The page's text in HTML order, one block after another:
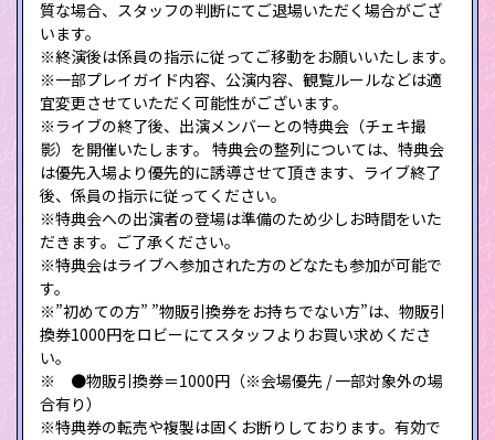
質な場合、スタッフの判断にてご退場いただく場合がござ
います。
※終演後は係員の指示に従ってご移動をお願いいたします。
※一部プレイガイド内容、公演内容、観覧ルールなどは適
宜変更させていただく可能性がございます。
※ライブの終了後、出演メンバーとの特典会（チェキ撮
影）を開催いたします。 特典会の整列については、特典会
は優先入場より優先的に誘導させて頂きます、ライブ終了
後、係員の指示に従ってください。
※特典会への出演者の登場は準備のため少しお時間をいた
だきます。ご了承ください。
※特典会はライブへ参加された方のどなたも参加が可能で
す。
※”初めての方” ”物販引換券をお持ちでない方”は、物販引
換券1000円をロビーにてスタッフよりお買い求めくださ
い。
※ ●物販引換券＝1000円（※会場優先 / 一部対象外の場
合有り）
※特典券の転売や複製は固くお断りしております。有効で